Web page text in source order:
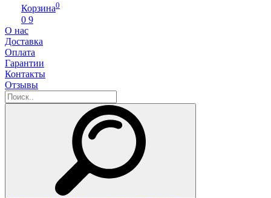
Корзина0
0 9
О нас
Доставка
Оплата
Гарантии
Контакты
Отзывы